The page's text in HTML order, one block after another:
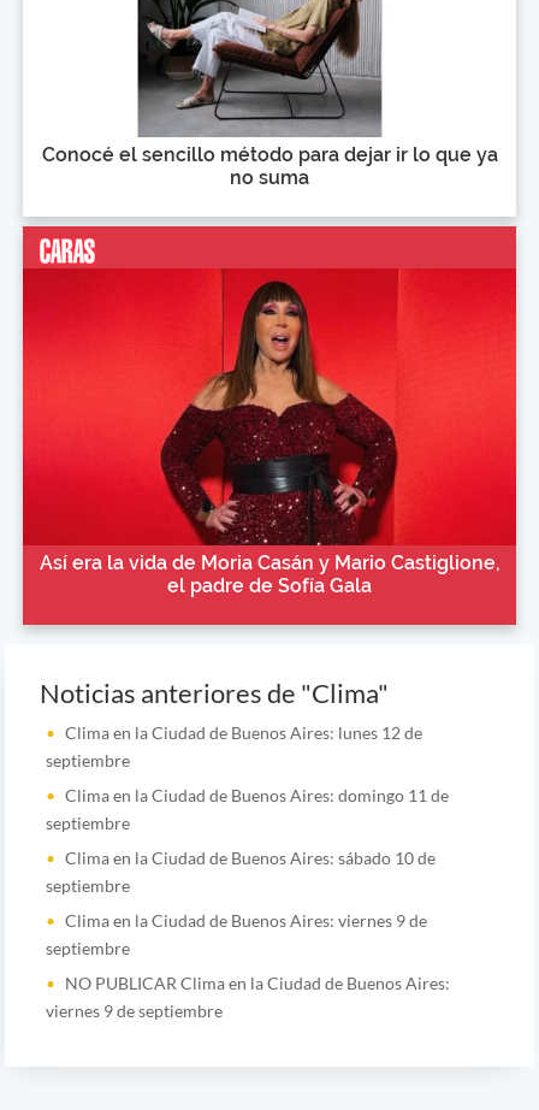
Conocé el sencillo método para dejar ir lo que ya
no suma
Así era la vida de Moria Casán y Mario Castiglione,
el padre de Sofía Gala
Noticias anteriores de "Clima"
Clima en la Ciudad de Buenos Aires: lunes 12 de
septiembre
Clima en la Ciudad de Buenos Aires: domingo 11 de
septiembre
Clima en la Ciudad de Buenos Aires: sábado 10 de
septiembre
Clima en la Ciudad de Buenos Aires: viernes 9 de
septiembre
NO PUBLICAR Clima en la Ciudad de Buenos Aires:
viernes 9 de septiembre